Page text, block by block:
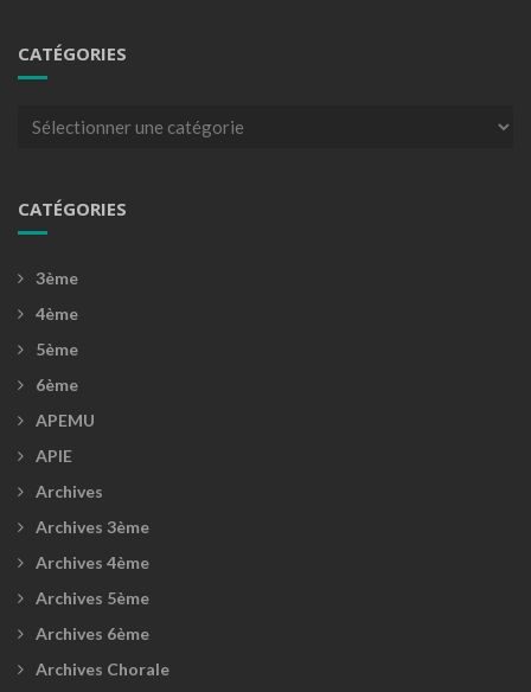
CATÉGORIES
Catégories
CATÉGORIES
3ème
4ème
5ème
6ème
APEMU
APIE
Archives
Archives 3ème
Archives 4ème
Archives 5ème
Archives 6ème
Archives Chorale